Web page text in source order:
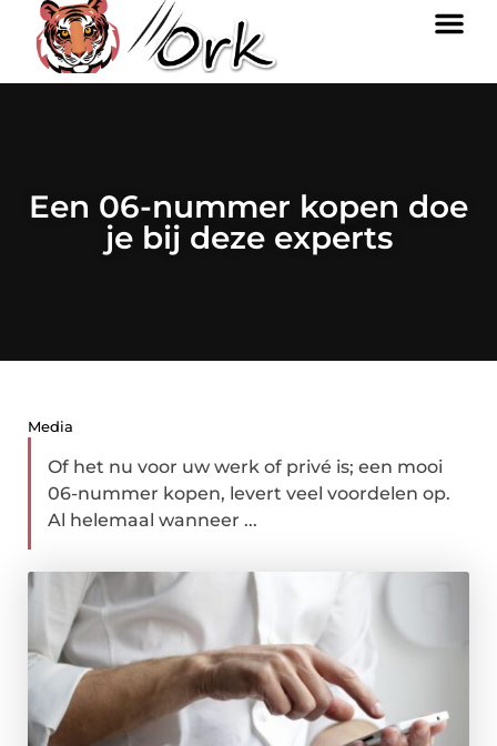
Een 06-nummer kopen doe
je bij deze experts
Media
Of het nu voor uw werk of privé is; een mooi
06-nummer kopen, levert veel voordelen op.
Al helemaal wanneer ...